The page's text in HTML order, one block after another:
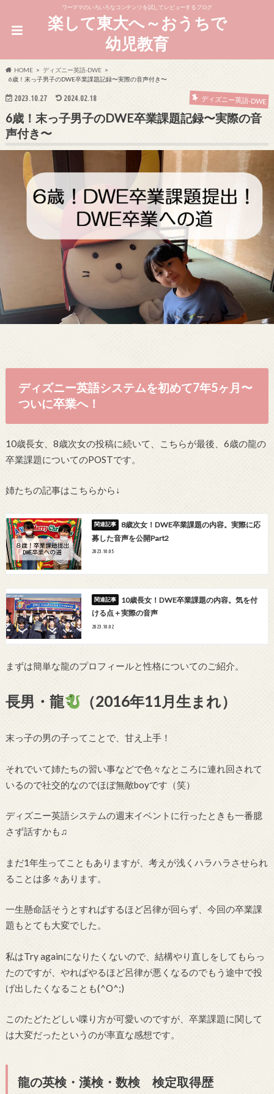
ワーママのいろいろなコンテンツを試してレビューするブログ
楽して東大へ～おうちで
幼児教育
HOME
ディズニー英語-DWE
6歳！末っ子男子のDWE卒業課題記録〜実際の音声付き〜
2023.10.27 2024.02.18 ディズニー英語-DWE
6歳！末っ子男子のDWE卒業課題記録〜実際の音
声付き〜
ディズニー英語システムを初めて7年5ヶ月〜
ついに卒業へ！
10歳長女、8歳次女の投稿に続いて、こちらが最後、6歳の龍の
卒業課題についてのPOSTです。
姉たちの記事はこちらから↓
8歳次女！DWE卒業課題の内容。実際に応
募した音声を公開Part2
2023.10.05
10歳長女！DWE卒業課題の内容。気を付
ける点＋実際の音声
2023.10.02
まずは簡単な龍のプロフィールと性格についてのご紹介。
長男・龍 （2016年11月生まれ）
末っ子の男の子ってことで、甘え上手！
それでいて姉たちの習い事などで色々なところに連れ回されて
いるので社交的なのでほぼ無敵boyです（笑）
ディズニー英語システムの週末イベントに行ったときも一番臆
さず話すかも♫
まだ1年生ってこともありますが、考えが浅くハラハラさせられ
ることは多々あります。
一生懸命話そうとすればするほど呂律が回らず、今回の卒業課
題もとても大変でした。
私はTry againになりたくないので、結構やり直しをしてもらっ
たのですが、やればやるほど呂律が悪くなるのでもう途中で投
げ出したくなることも(^O^;)
このたどたどしい喋り方が可愛いのですが、卒業課題に関して
は大変だったというのが率直な感想です。
龍の英検・漢検・数検 検定取得歴